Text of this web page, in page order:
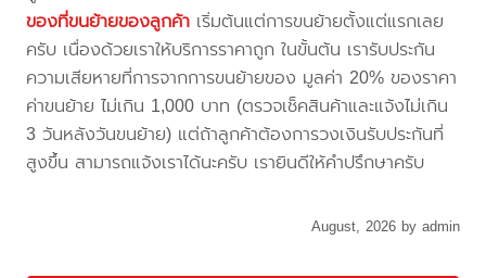
ของที่ขนย้ายของลูกค้า เริ่มต้นแต่การขนย้ายตั้งแต่แรกเลย
ครับ เนื่องด้วยเราให้บริการราคาถูก ในขั้นต้น เรารับประกัน
ความเสียหายที่การจากการขนย้ายของ มูลค่า 20% ของราคา
ค่าขนย้าย ไม่เกิน 1,000 บาท (ตรวจเช็คสินค้าและแจ้งไม่เกิน
3 วันหลังวันขนย้าย) แต่ถ้าลูกค้าต้องการวงเงินรับประกันที่
สูงขึ้น สามารถแจ้งเราได้นะครับ เรายินดีให้คำปรึกษาครับ
August, 2026 by admin